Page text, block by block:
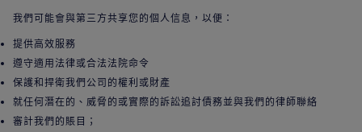
我們可能會與第三方共享您的個人信息，以便：
提供高效服務
遵守適用法律或合法法院命令
保護和捍衛我們公司的權利或財產
就任何潛在的、威脅的或實際的訴訟追討債務並與我們的律師聯絡
審計我們的賬目；